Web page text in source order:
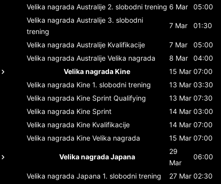
Velika nagrada Australije 2. slobodni trening 6 Mar
05:00
Velika nagrada Australije 3. slobodni
trening
7 Mar 01:30
Velika nagrada Australije Kvalifikacije 7 Mar
05:00
Velika nagrada Australije Velika nagrada 8 Mar
04:00
Velika nagrada Kine
15 Mar 07:00
Velika nagrada Kine 1. slobodni trening 13 Mar 03:30
Velika nagrada Kine Sprint Qualifying 13 Mar 07:30
Velika nagrada Kine Sprint 14 Mar 03:00
Velika nagrada Kine Kvalifikacije 14 Mar 07:00
Velika nagrada Kine Velika nagrada 15 Mar 07:00
Velika nagrada Japana
29
Mar
06:00
Velika nagrada Japana 1. slobodni trening 27 Mar 02:30